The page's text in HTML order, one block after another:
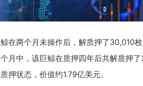
在两个月未操作后，解质押了30,010
月中，该巨鲸在质押四年后共解质押
押状态，价值约1.79亿美元。